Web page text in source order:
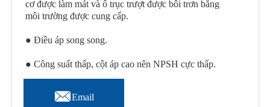
cơ được làm mát và ổ trục trượt được bôi trơn bằng
môi trường được cung cấp.
● Điều áp song song.
● Công suất thấp, cột áp cao nên NPSH cực thấp.
Email